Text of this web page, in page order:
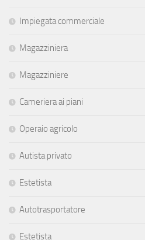
Impiegata commerciale
Magazziniera
Magazziniere
Cameriera ai piani
Operaio agricolo
Autista privato
Estetista
Autotrasportatore
Estetista